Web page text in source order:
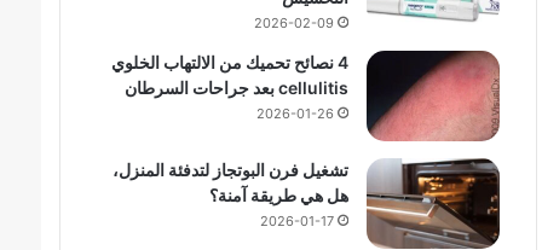
2026-02-09
4 نصائح تحميك من الالتهاب الخلوي
cellulitis بعد جراحات السرطان
2026-01-26
تشغيل فرن البوتجاز لتدفئة المنزل،
هل هي طريقة آمنة؟
2026-01-17